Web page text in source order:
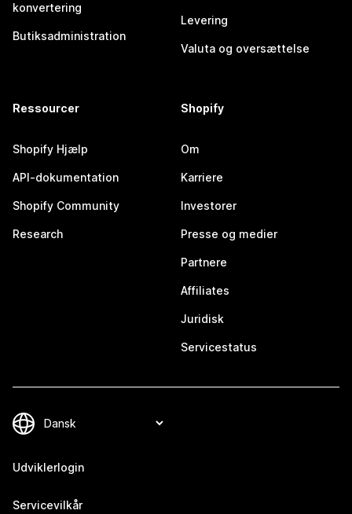
konvertering
Butiksadministration
Levering
Valuta og oversættelse
Ressourcer
Shopify Hjælp
API-dokumentation
Shopify Community
Research
Shopify
Om
Karriere
Investorer
Presse og medier
Partnere
Affiliates
Juridisk
Servicestatus
Udviklerlogin
Servicevilkår